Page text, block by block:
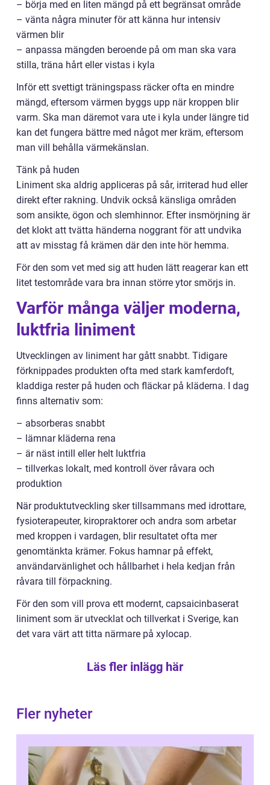
– börja med en liten mängd på ett begränsat område
– vänta några minuter för att känna hur intensiv
värmen blir
– anpassa mängden beroende på om man ska vara
stilla, träna hårt eller vistas i kyla
Inför ett svettigt träningspass räcker ofta en mindre
mängd, eftersom värmen byggs upp när kroppen blir
varm. Ska man däremot vara ute i kyla under längre tid
kan det fungera bättre med något mer kräm, eftersom
man vill behålla värmekänslan.
Tänk på huden
Liniment ska aldrig appliceras på sår, irriterad hud eller
direkt efter rakning. Undvik också känsliga områden
som ansikte, ögon och slemhinnor. Efter insmörjning är
det klokt att tvätta händerna noggrant för att undvika
att av misstag få krämen där den inte hör hemma.
För den som vet med sig att huden lätt reagerar kan ett
litet testområde vara bra innan större ytor smörjs in.
Varför många väljer moderna,
luktfria liniment
Utvecklingen av liniment har gått snabbt. Tidigare
förknippades produkten ofta med stark kamferdoft,
kladdiga rester på huden och fläckar på kläderna. I dag
finns alternativ som:
– absorberas snabbt
– lämnar kläderna rena
– är näst intill eller helt luktfria
– tillverkas lokalt, med kontroll över råvara och
produktion
När produktutveckling sker tillsammans med idrottare,
fysioterapeuter, kiropraktorer och andra som arbetar
med kroppen i vardagen, blir resultatet ofta mer
genomtänkta krämer. Fokus hamnar på effekt,
användarvänlighet och hållbarhet i hela kedjan från
råvara till förpackning.
För den som vill prova ett modernt, capsaicinbaserat
liniment som är utvecklat och tillverkat i Sverige, kan
det vara värt att titta närmare på xylocap.
Läs fler inlägg här
Fler nyheter